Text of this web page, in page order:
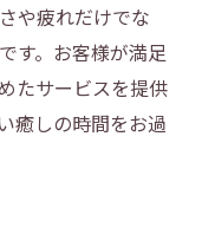
や疲れだけでな
す。お客様が満足
たサービスを提供
癒しの時間をお過